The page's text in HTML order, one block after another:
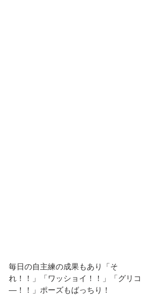
毎日の自主練の成果もあり「そ
れ！！」「ワッショイ！！」「グリコ
―！！」ポーズもばっちり！